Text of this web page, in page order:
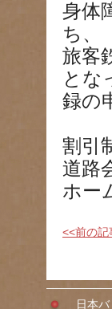
身体
ち、
旅客
とな
録の
割引
道路
ホー
<<前の記
日本